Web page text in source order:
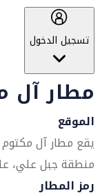
تسجيل الدخول
مطار آل
الموقع
يقع مطار آل
منطقة جبل علي، على مبعدة 70
رمز المطار